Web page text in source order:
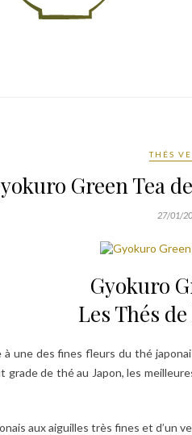
THÉS
Green Tea
27/01/
Gyokuro
Les Thés
à une des fines fleurs du thé
grade de thé au Japon, les
aux aiguilles très fines et d’un